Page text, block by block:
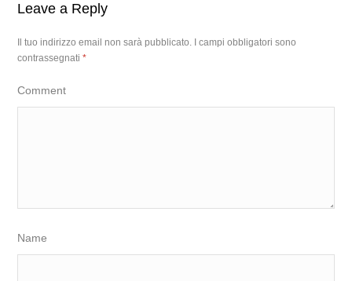
Leave a Reply
Il tuo indirizzo email non sarà pubblicato.
I campi obbligatori sono
contrassegnati*
Comment
Name